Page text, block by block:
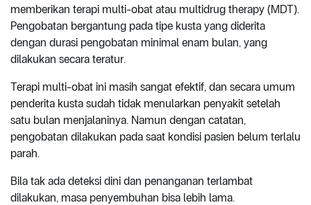
memberikan terapi multi-obat atau multidrug therapy (MDT).
Pengobatan bergantung pada tipe kusta yang diderita
dengan durasi pengobatan minimal enam bulan, yang
dilakukan secara teratur.
Terapi multi-obat ini masih sangat efektif, dan secara umum
penderita kusta sudah tidak menularkan penyakit setelah
satu bulan menjalaninya. Namun dengan catatan,
pengobatan dilakukan pada saat kondisi pasien belum terlalu
parah.
Bila tak ada deteksi dini dan penanganan terlambat
dilakukan, masa penyembuhan bisa lebih lama.